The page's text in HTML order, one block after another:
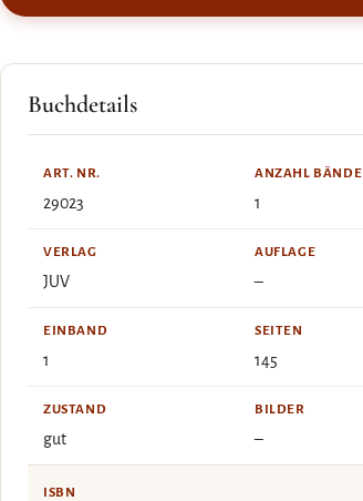
Buchdetails
ART. NR.
29023
ANZAHL BÄNDE
1
VERLAG
JUV
AUFLAGE
–
EINBAND
1
SEITEN
145
ZUSTAND
gut
BILDER
–
ISBN